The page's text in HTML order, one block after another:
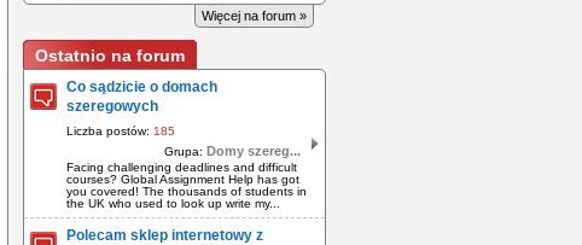
Więcej na forum »
Ostatnio na forum
Co sądzicie o domach
szeregowych
Liczba postów: 185
Grupa: Domy szereg...
Facing challenging deadlines and difficult
courses? Global Assignment Help has got
you covered! The thousands of students in
the UK who used to look up write my...
Polecam sklep internetowy z